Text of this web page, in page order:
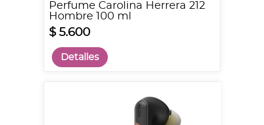
Perfume Carolina Herrera 212
Hombre 100 ml
$ 5.600
Detalles